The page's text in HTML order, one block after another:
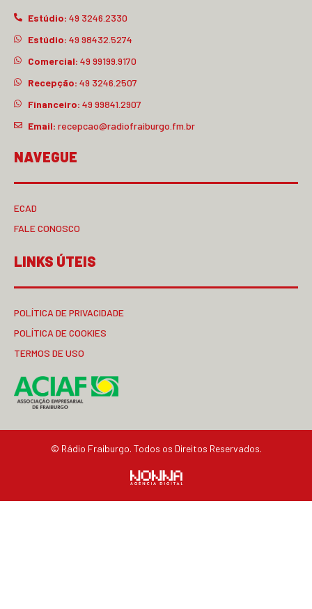
Estúdio: 49 3246.2330
Estúdio: 49 98432.5274
Comercial: 49 99199.9170
Recepção: 49 3246.2507
Financeiro: 49 99841.2907
Email: recepcao@radiofraiburgo.fm.br
NAVEGUE
ECAD
FALE CONOSCO
LINKS ÚTEIS
POLÍTICA DE PRIVACIDADE
POLÍTICA DE COOKIES
TERMOS DE USO
© Rádio Fraiburgo. Todos os Direitos Reservados.